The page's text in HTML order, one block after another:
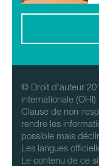
© Droit d'auteur
internationale (OHI)
Clause de non-
rendre les
possible mais
Les langues
Le contenu de ce